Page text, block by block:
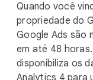
Quando você
propriedade do
Google Ads são
em até 48
disponibiliza os
Analytics 4 para